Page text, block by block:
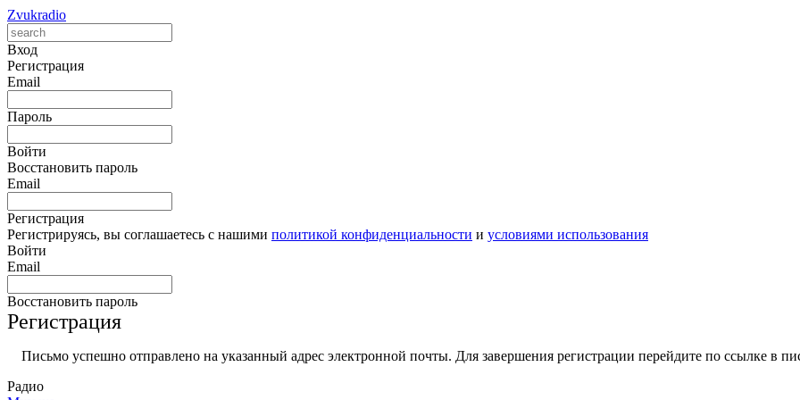
Zvukradio
Вход
Регистрация
Email
Пароль
Войти
Восстановить пароль
Email
Регистрация
Регистрируясь, вы соглашаетесь с нашими политикой конфиденциальности и условиями использования
Войти
Email
Восстановить пароль
Регистрация
Письмо успешно отправлено на указанный адрес электронной почты. Для завершения регистрации перейдите по ссылке в
Радио